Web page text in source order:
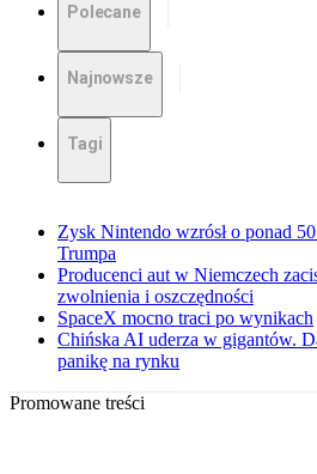
Polecane
Najnowsze
Tagi
Zysk Nintendo wzrósł o ponad
Trumpa
Producenci aut w Niemczech
zwolnienia i oszczędności
SpaceX mocno traci po wynikach
Chińska AI uderza w gigantów.
panikę na rynku
Promowane treści